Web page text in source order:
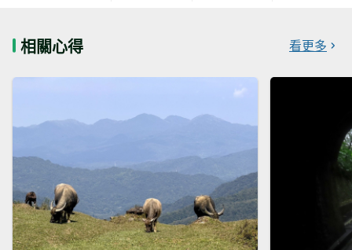
相關心得 看更多